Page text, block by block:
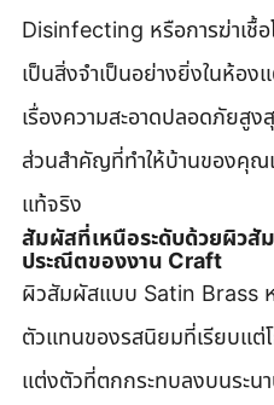
Disinfecting หรือการฆ่าเชื้อ
เป็นสิ่งจำเป็นอย่างยิ่งในห้อ
เรื่องความสะอาดปลอดภัยสู
ส่วนสำคัญที่ทำให้บ้านของคุณ
แท้จริง
สัมผัสที่เหนือระดับด้วยผิวสั
ประณีตของงาน Craft
ผิวสัมผัสแบบ Satin Brass
ตัวแทนของรสนิยมที่เรียบแต่
แต่งตัวที่ตกกระทบลงบนระน